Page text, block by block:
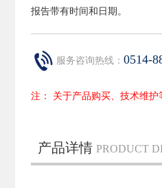
报告带有时间和日期。
服务咨询热线： 0514-
注： 关于产品购买、技术维护
产品详情 PRODUCT